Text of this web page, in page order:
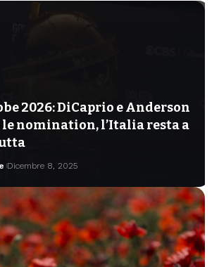
2026: DiCaprio e Anderson
nomination, l’Italia resta a
Dicembre 8, 2025